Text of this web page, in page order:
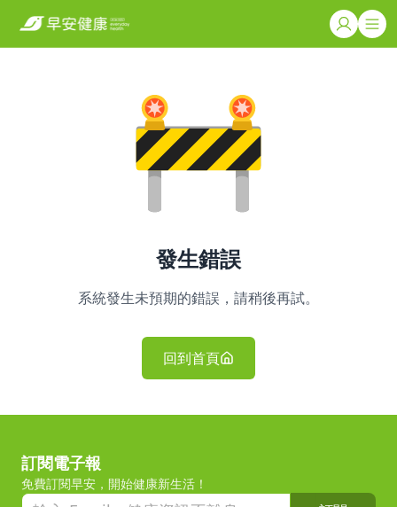
發生錯誤
系統發生未預期的錯誤，請稍後再試。
回到首頁
訂閱電子報
免費訂閱早安，開始健康新生活！